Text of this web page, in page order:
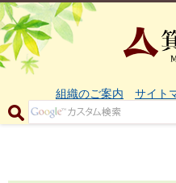
組織のご案内 サイト